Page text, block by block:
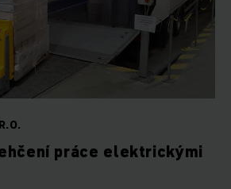
práce elektrickými